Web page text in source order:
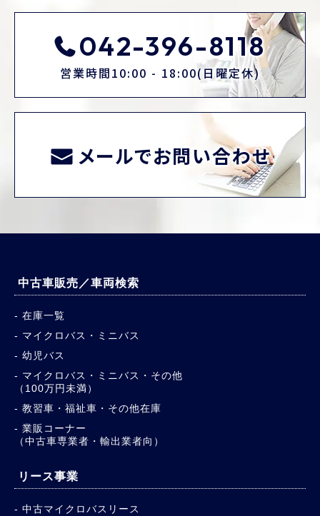
042-396-8118
営業時間10:00 - 18:00(日曜定休)
メールでお問い合わせ
中古車販売／車両検索
在庫一覧
マイクロバス・ミニバス
幼児バス
マイクロバス・ミニバス・その他
（100万円未満）
教習車・福祉車・その他在庫
業販コーナー
（中古車専業者・輸出業者向）
リース事業
中古マイクロバスリース